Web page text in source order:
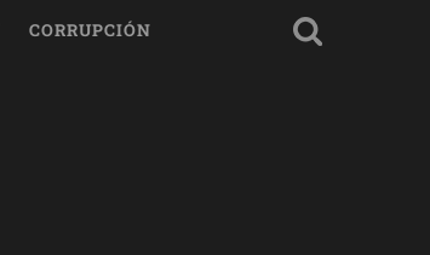
CORRUPCIÓN